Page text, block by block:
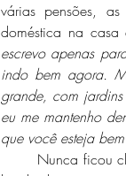
várias pensões,
doméstica na
escrevo apenas
indo bem agora.
grande, com
eu me mantenho
que você esteja